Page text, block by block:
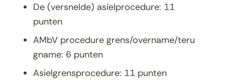
De (versnelde) asielprocedure: 11
punten
AMbV procedure grens/overname/teru
gname: 6 punten
Asielgrensprocedure: 11 punten